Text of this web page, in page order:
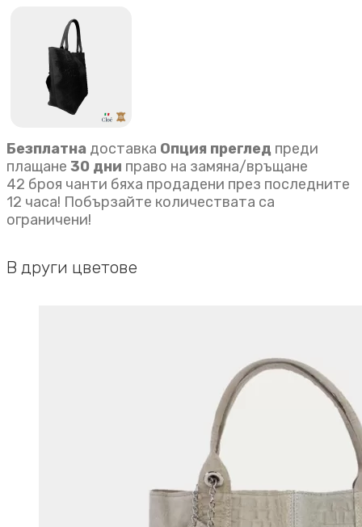
Безплатна доставка Опция преглед преди
плащане 30 дни право на замяна/връщане
42 броя чанти бяха продадени през последните
12 часа! Побързайте количествата са
ограничени!
В други цветове